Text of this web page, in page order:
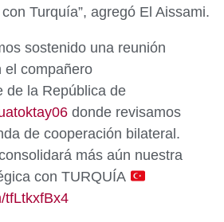
Turquía”, agregó El Aissami.
sostenido una reunión
el compañero
de la República de
donde revisamos
de cooperación bilateral.
más aún nuestra
con TURQUÍA
tfLtkxfBx4